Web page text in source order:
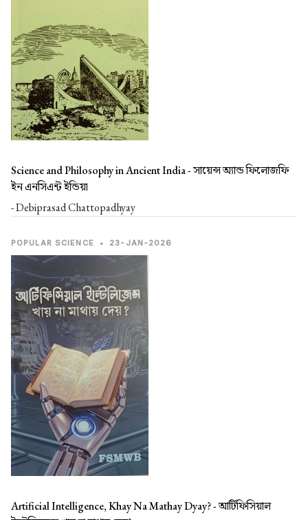
Science and Philosophy in Ancient India -সায়েন্স অ্যান্ড ফিলোজফি
ইন এনসিএন্ট ইন্ডিয়া
- Debiprasad Chattopadhyay
POPULAR SCIENCE • 23-JAN-2026
Artificial Intelligence, Khay Na Mathay Dyay? -আর্টিফিসিয়াল